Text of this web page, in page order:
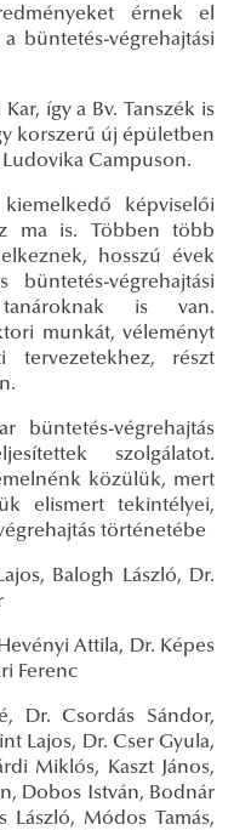
érnek el
büntetés-végrehajtási
így a Bv. Tanszék is
korszerű új épületben
Campuson.
képviselői
ma is. Többen több
hosszú évek
büntetés-végrehajtási
is van.
munkát, véleményt
tervezetekhez, részt
büntetés-végrehajtás
szolgálatot.
közülük, mert
elismert tekintélyei,
történetébe
Balogh László, Dr.
Attila, Dr. Képes
Ferenc
Dr. Csordás Sándor,
Lajos, Dr. Cser Gyula,
Miklós, Kaszt János,
Dobos István, Bodnár
László, Módos Tamás,